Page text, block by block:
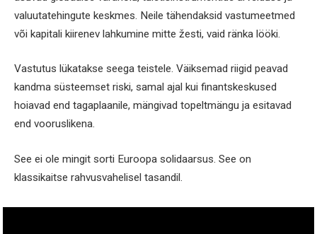
valuutatehingute keskmes. Neile tähendaksid vastumeetmed
või kapitali kiirenev lahkumine mitte žesti, vaid ränka lööki.
Vastutus lükatakse seega teistele. Väiksemad riigid peavad
kandma süsteemset riski, samal ajal kui finantskeskused
hoiavad end tagaplaanile, mängivad topeltmängu ja esitavad
end vooruslikena.
See ei ole mingit sorti Euroopa solidaarsus. See on
klassikaitse rahvusvahelisel tasandil.